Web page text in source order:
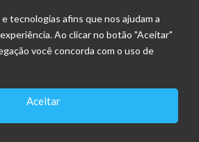
tecnologias afins que nos ajudam a
Ao clicar no botão "Aceitar"
você concorda com o uso de
Aceitar